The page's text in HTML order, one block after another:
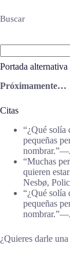
Buscar
Portada
Próximamente…
Citas
“¿Qué solía
pequeñas
“Muchas
quieren
Nesbø,
“¿Qué solía
pequeñas
¿Quieres darle